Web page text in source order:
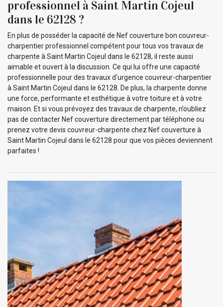
professionnel à Saint Martin Cojeul
dans le 62128 ?
En plus de posséder la capacité de Nef couverture bon couvreur-
charpentier professionnel compétent pour tous vos travaux de
charpente à Saint Martin Cojeul dans le 62128, il reste aussi
aimable et ouvert à la discussion. Ce qui lui offre une capacité
professionnelle pour des travaux d'urgence couvreur-charpentier
à Saint Martin Cojeul dans le 62128. De plus, la charpente donne
une force, performante et esthétique à votre toiture et à votre
maison. Et si vous prévoyez des travaux de charpente, n’oubliez
pas de contacter Nef couverture directement par téléphone ou
prenez votre devis couvreur-charpente chez Nef couverture à
Saint Martin Cojeul dans le 62128 pour que vos pièces deviennent
parfaites !